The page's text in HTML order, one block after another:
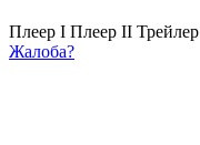
Плеер I Плеер II Трейлер
Жалоба?